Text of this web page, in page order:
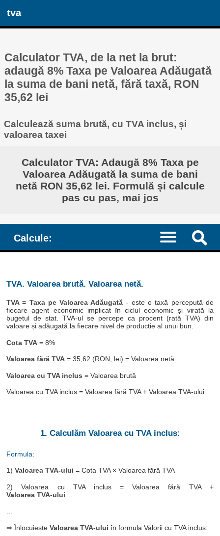
tva
Calculator TVA, de la net la brut:
adaugă 8% Taxa pe Valoarea Adăugată
la suma de bani netă, fără taxă, RON
35,62 lei
Calculează suma brută, cu TVA inclus, și
valoarea taxei
Calculator TVA: Adaugă 8% Taxa pe
Valoarea Adăugată la suma de bani
netă RON 35,62 lei. Formulă și calcule
pas cu pas, mai jos
Calcule:
TVA. Valoarea brută. Valoarea netă.
TVA = Taxa pe Valoarea Adăugată - este o taxă percepută de
fiecare agent economic implicat în ciclul economic și virată la
bugetul de stat. TVA-ul se percepe ca procent (rată TVA) din
valoare și adăugată la fiecare nivel de producție al unui bun.
Cota TVA = 8%
Valoarea fără TVA = 35,62 (RON, lei) = Valoarea netă
Valoarea cu TVA inclus = Valoarea brută
Valoarea cu TVA inclus = Valoarea fără TVA + Valoarea TVA-ului
1. Calculăm Valoarea cu TVA inclus:
Formula:
1)Valoarea TVA-ului = Cota TVA × Valoarea fără TVA
2) Valoarea cu TVA inclus = Valoarea fără TVA +
Valoarea TVA-ului
...
⇒ ÎnlocuieșteValoarea TVA-ului în formula Valorii cu TVA inclus: